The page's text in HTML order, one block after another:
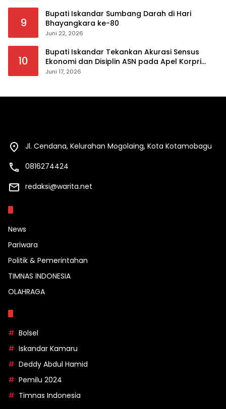
9
Bupati Iskandar Sumbang Darah di Hari
Bhayangkara ke-80
Juni 22, 2026
10
Bupati Iskandar Tekankan Akurasi Sensus
Ekonomi dan Disiplin ASN pada Apel Korpri
Pemkab Bolsel
Juni 17, 2026
Jl. Cendana, Kelurahan Mogolaing, Kota Kotamobagu
0816274424
redaksi@warita.net
News
Pariwara
Politik & Pemerintahan
TIMNAS INDONESIA
OLAHRAGA
Bolsel
Iskandar Kamaru
Deddy Abdul Hamid
Pemilu 2024
Timnas Indonesia